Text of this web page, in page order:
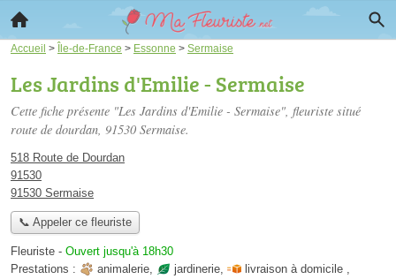
Accueil > Île-de-France > Essonne > Sermaise
Les Jardins d'Emilie - Sermaise
Cette fiche présente "Les Jardins d'Emilie - Sermaise", fleuriste situé
route de dourdan, 91530 Sermaise.
518 Route de Dourdan
91530
91530 Sermaise
📞 Appeler ce fleuriste
Fleuriste - Ouvert jusqu'à 18h30
Prestations :
animalerie, jardinerie, livraison à domicile ,